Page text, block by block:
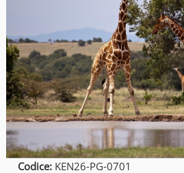
Codice: KEN26-PG-0701